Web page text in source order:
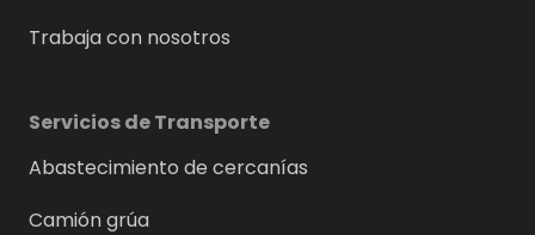
Trabaja con nosotros
Servicios de Transporte
Abastecimiento de cercanías
Camión grúa